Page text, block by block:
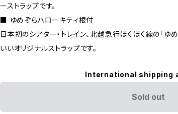
ーストラップです。
■ ゆめぞらハローキティ根付
日本初のシアター・トレイン、北越急行ほくほく線の「ゆ
いいオリジナルストラップです。
International shipping
Sold out